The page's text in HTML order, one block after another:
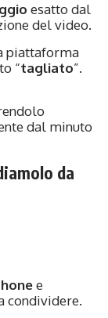
esatto dal
del video.
piattaforma
“tagliato”.
dal minuto
da
e
condividere.